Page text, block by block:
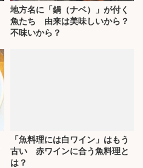
地方名に「鍋（ナベ）」が付く
魚たち 由来は美味しいから？
不味いから？
「魚料理には白ワイン」はもう
古い 赤ワインに合う魚料理と
は？